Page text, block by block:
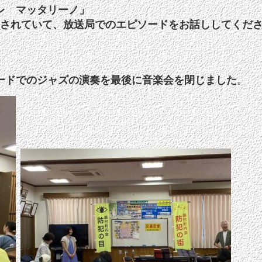
マッタリーノ」
れていて、放送局でのエピソードをお話ししてくだ
でのジャズの演奏を最後に音楽会を閉じました。